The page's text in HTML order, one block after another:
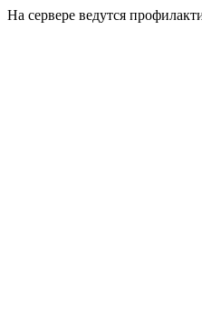
На сервере ведутся